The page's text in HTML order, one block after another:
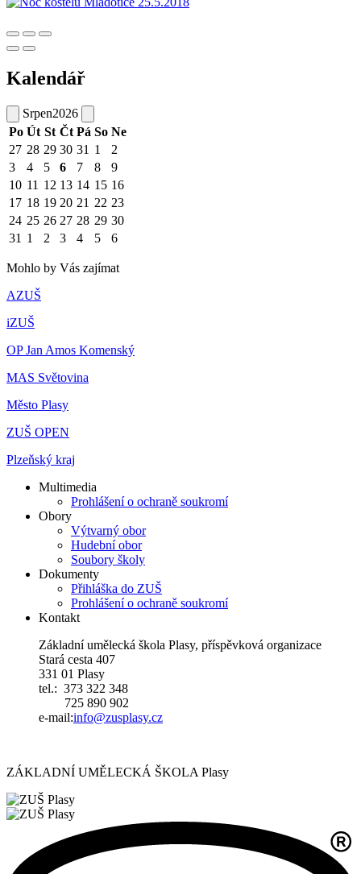
Kalendář
Srpen2026
Po Út St Čt Pá So Ne
27 28 29 30 31 1
2
3
4 5 6 7 8
9
10 11 12 13 14 15 16
17 18 19 20 21 22 23
24 25 26 27 28 29 30
31 1 2 3 4 5 6
Mohlo by Vás zajímat
AZUŠ
iZUŠ
OP Jan Amos Komenský
MAS Světovina
Město Plasy
ZUŠ OPEN
Plzeňský kraj
Multimedia
Prohlášení o ochraně soukromí
Obory
Výtvarný obor
Hudební obor
Soubory školy
Dokumenty
Přihláška do ZUŠ
Prohlášení o ochraně soukromí
Kontakt
Základní umělecká škola Plasy, příspěvková organizace
Stará cesta 407
331 01 Plasy
tel.: 373 322 348
725 890 902
e-mail:info@zusplasy.cz
ZÁKLADNÍ UMĚLECKÁ ŠKOLA Plasy